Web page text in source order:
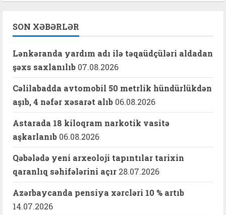
SON XƏBƏRLƏR
Lənkəranda yardım adı ilə təqaüdçüləri aldadan
şəxs saxlanılıb 07.08.2026
Cəlilabadda avtomobil 50 metrlik hündürlükdən
aşıb, 4 nəfər xəsarət alıb 06.08.2026
Astarada 18 kiloqram narkotik vasitə
aşkarlanıb 06.08.2026
Qəbələdə yeni arxeoloji tapıntılar tarixin
qaranlıq səhifələrini açır 28.07.2026
Azərbaycanda pensiya xərcləri 10 % artıb
14.07.2026